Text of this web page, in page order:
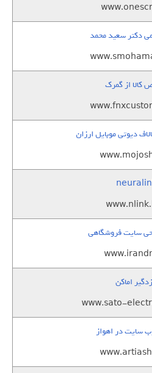
دکتر سعید محمد
کالا از گمرک
دیوتی موبایل ارزان
سایت فروشگاهی
اماکن
www.sato-
سایت در اهواز